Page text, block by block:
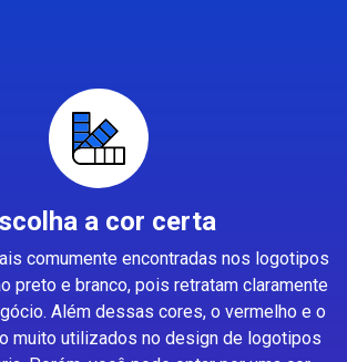
a cor certa
comumente encontradas nos logotipos
preto e branco, pois retratam claramente
Além dessas cores, o vermelho e o
muito utilizados no design de logotipos